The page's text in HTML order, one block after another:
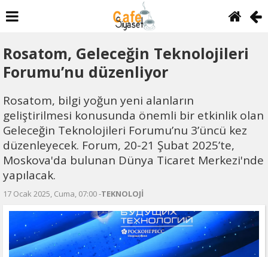
Rosatom, Geleceğin Teknolojileri
Forumu’nu düzenliyor
Rosatom, bilgi yoğun yeni alanların
geliştirilmesi konusunda önemli bir etkinlik olan
Geleceğin Teknolojileri Forumu’nu 3’üncü kez
düzenleyecek. Forum, 20-21 Şubat 2025’te,
Moskova'da bulunan Dünya Ticaret Merkezi'nde
yapılacak.
17 Ocak 2025, Cuma, 07:00 -TEKNOLOJİ